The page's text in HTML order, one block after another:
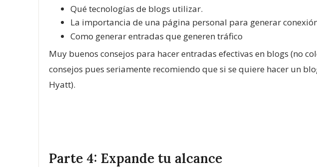
Qué tecnologías de blogs utilizar.
La importancia de una página personal para generar
Como generar entradas que generen tráfico
Muy buenos consejos para hacer entradas efectivas en blogs (no
consejos pues seriamente recomiendo que si se quiere hacer un
Hyatt).
Parte 4: Expande tu alcance